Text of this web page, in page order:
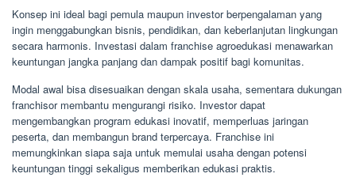
Konsep ini ideal bagi pemula maupun investor berpengalaman yang
ingin menggabungkan bisnis, pendidikan, dan keberlanjutan lingkungan
secara harmonis. Investasi dalam franchise agroedukasi menawarkan
keuntungan jangka panjang dan dampak positif bagi komunitas.
Modal awal bisa disesuaikan dengan skala usaha, sementara dukungan
franchisor membantu mengurangi risiko. Investor dapat
mengembangkan program edukasi inovatif, memperluas jaringan
peserta, dan membangun brand terpercaya. Franchise ini
memungkinkan siapa saja untuk memulai usaha dengan potensi
keuntungan tinggi sekaligus memberikan edukasi praktis.